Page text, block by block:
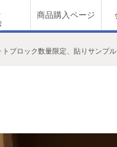
商品購入ページ
トブロック数量限定、貼りサンプ